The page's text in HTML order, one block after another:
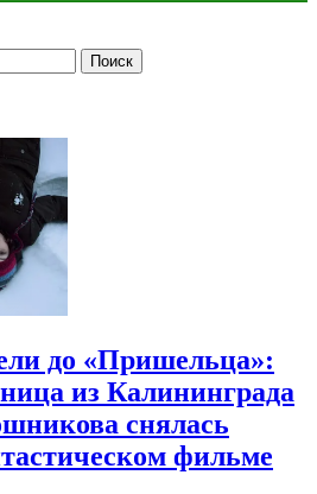
до «Пришельца»:
из Калининграда
снялась
фильме